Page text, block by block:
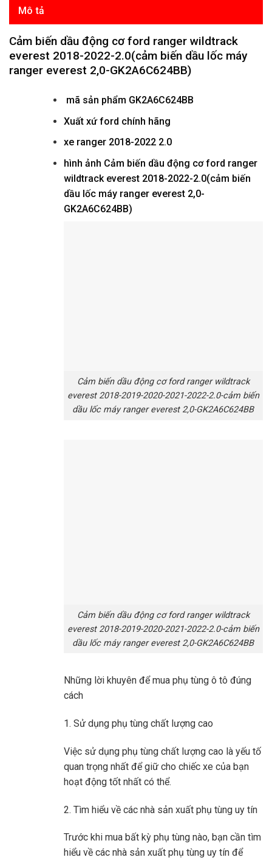
Mô tả
Cảm biến dầu động cơ ford ranger wildtrack
everest 2018-2022-2.0(cảm biến dầu lốc máy
ranger everest 2,0-GK2A6C624BB)
mã sản phẩm GK2A6C624BB
Xuất xứ ford chính hãng
xe ranger 2018-2022 2.0
hình ảnh Cảm biến dầu động cơ ford ranger
wildtrack everest 2018-2022-2.0(cảm biến
dầu lốc máy ranger everest 2,0-
GK2A6C624BB)
Cảm biến dầu động cơ ford ranger wildtrack
everest 2018-2019-2020-2021-2022-2.0-cảm biến
dầu lốc máy ranger everest 2,0-GK2A6C624BB
Cảm biến dầu động cơ ford ranger wildtrack
everest 2018-2019-2020-2021-2022-2.0-cảm biến
dầu lốc máy ranger everest 2,0-GK2A6C624BB
Những lời khuyên để mua phụ tùng ô tô đúng
cách
1. Sử dụng phụ tùng chất lượng cao
Việc sử dụng phụ tùng chất lượng cao là yếu tố
quan trọng nhất để giữ cho chiếc xe của bạn
hoạt động tốt nhất có thể.
2. Tìm hiểu về các nhà sản xuất phụ tùng uy tín
Trước khi mua bất kỳ phụ tùng nào, bạn cần tìm
hiểu về các nhà sản xuất phụ tùng uy tín để